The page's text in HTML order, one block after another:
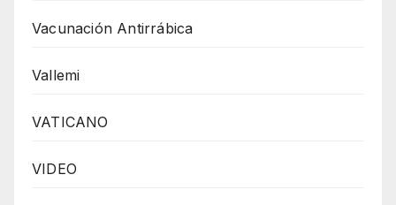
Vacunación Antirrábica
Vallemi
VATICANO
VIDEO